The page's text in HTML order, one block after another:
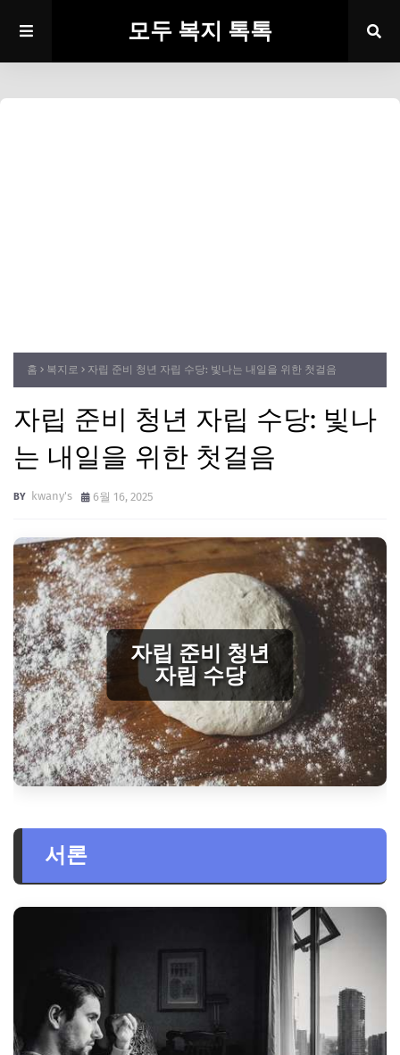
모두 복지 톡톡
홈 복지로 자립 준비 청년 자립 수당: 빛나는 내일을 위한 첫걸음
자립 준비 청년 자립 수당: 빛나
는 내일을 위한 첫걸음
kwany's 6월 16, 2025
자립 준비 청년
자립 수당
서론